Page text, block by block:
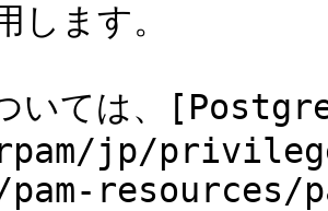
します。
いては、
jp/
resources/